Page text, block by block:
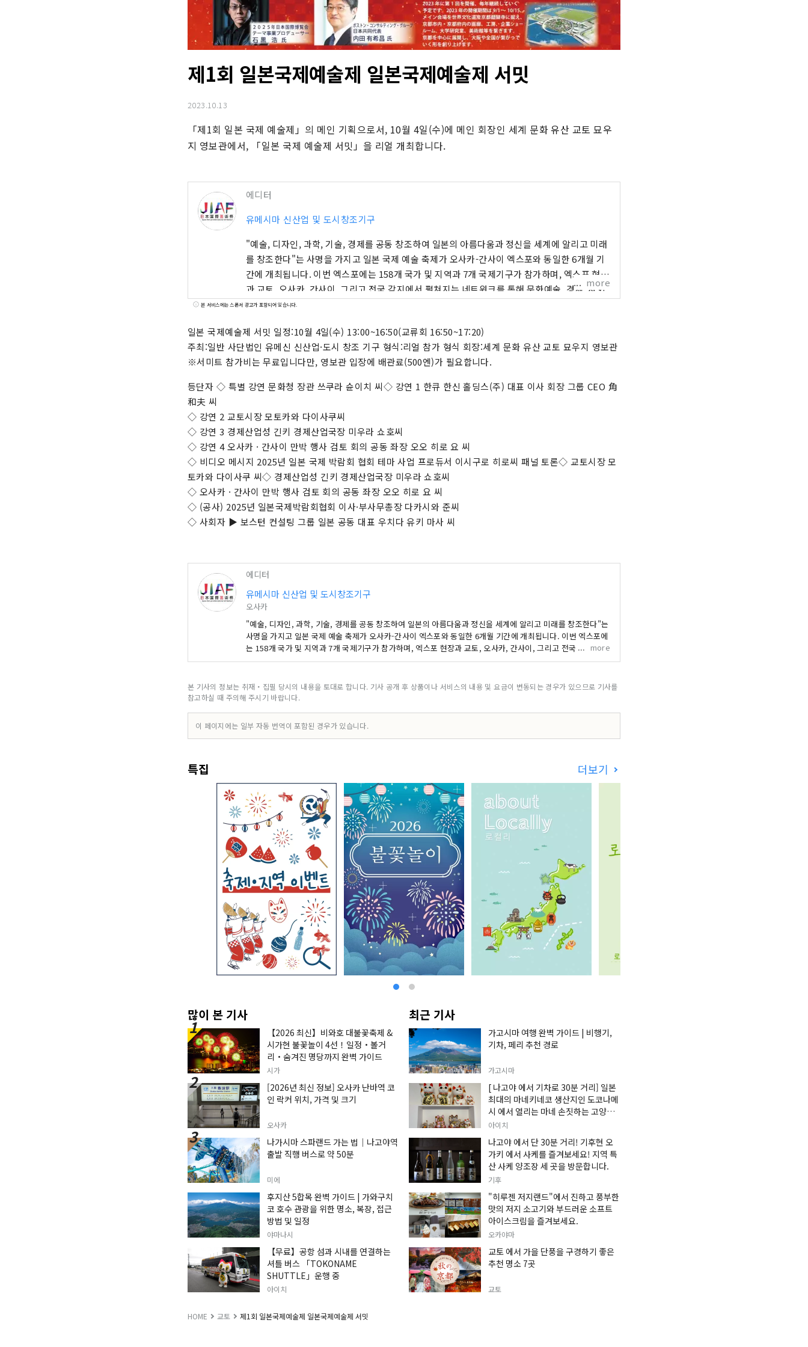
제1회 일본국제예술제 일본국제예술제 서밋
2023.10.13
「제1회 일본 국제 예술제」의 메인 기획으로서, 10월 4일(수)에 메인 회장인 세계 문화 유산 교토 묘우
지 영보관에서, 「일본 국제 예술제 서밋」을 리얼 개최합니다.
에디터
유메시마 신산업 및 도시창조기구
"예술, 디자인, 과학, 기술, 경제를 공동 창조하여 일본의 아름다움과 정신을 세계에 알리고 미래
를 창조한다"는 사명을 가지고 일본 국제 예술 축제가 오사카-간사이 엑스포와 동일한 6개월 기
간에 개최됩니다. 이번 엑스포에는 158개 국가 및 지역과 7개 국제기구가 참가하며, 엑스포 현장
과 교토, 오사카, 간사이, 그리고 전국 각지에서 펼쳐지는 네트워크를 통해 문화예술, 경제, 사회
의 선순환과 삶이 빛나는 웰빙 미래를 만들어가는 데 기여할 것입니다. 이번 엑스포를 통해 전 세
대합니다. ************************************** 유메시마 신산업 및 도시창조기구(주) /
사무국: 건강한 도시디자인연구소(주) https://yumeshimakikou.org/ 마이니치 신문사 빌
딩, 오사카시 기타구 우메다 3-4-5, 우편번호 530-0001 이메일:
***************************************
more
본 서비스에는 스폰서 광고가 포함되어 있습니다.
일본 국제예술제 서밋 일정:10월 4일(수) 13:00~16:50(교류회 16:50~17:20)
주최:일반 사단법인 유메신 신산업·도시 창조 기구 형식:리얼 참가 형식 회장:세계 문화 유산 교토 묘우지 영보관
※서미트 참가비는 무료입니다만, 영보관 입장에 배관료(500엔)가 필요합니다.
등단자 ◇ 특별 강연 문화청 장관 쓰쿠라 슌이치 씨◇ 강연 1 한큐 한신 홀딩스(주) 대표 이사 회장 그룹 CEO 角
和夫 씨
◇ 강연 2 교토시장 모토카와 다이사쿠씨
◇ 강연 3 경제산업성 긴키 경제산업국장 미우라 쇼호씨
◇ 강연 4 오사카 · 간사이 만박 행사 검토 회의 공동 좌장 오오 히로 요 씨
◇ 비디오 메시지 2025년 일본 국제 박람회 협회 테마 사업 프로듀서 이시구로 히로씨 패널 토론◇ 교토시장 모
토카와 다이사쿠 씨◇ 경제산업성 긴키 경제산업국장 미우라 쇼호씨
◇ 오사카 · 간사이 만박 행사 검토 회의 공동 좌장 오오 히로 요 씨
◇ (공사) 2025년 일본국제박람회협회 이사·부사무총장 다카시와 준씨
◇ 사회자 ▶ 보스턴 컨설팅 그룹 일본 공동 대표 우치다 유키 마사 씨
에디터
유메시마 신산업 및 도시창조기구
오사카
"예술, 디자인, 과학, 기술, 경제를 공동 창조하여 일본의 아름다움과 정신을 세계에 알리고 미래를 창조한다"는
사명을 가지고 일본 국제 예술 축제가 오사카-간사이 엑스포와 동일한 6개월 기간에 개최됩니다. 이번 엑스포에
는 158개 국가 및 지역과 7개 국제기구가 참가하며, 엑스포 현장과 교토, 오사카, 간사이, 그리고 전국 각지에서
펼쳐지는 네트워크를 통해 문화예술, 경제, 사회의 선순환과 삶이 빛나는 웰빙 미래를 만들어가는 데 기여할 것
혀갈 수 있기를 기대합니다. ************************************** 유메시마 신산업 및 도시창조기구(주)
/ 사무국: 건강한 도시디자인연구소(주) https://yumeshimakikou.org/ 마이니치 신문사 빌딩, 오사카시 기
***************************************
more
본 기사의 정보는 취재・집필 당시의 내용을 토대로 합니다. 기사 공개 후 상품이나 서비스의 내용 및 요금이 변동되는 경우가 있으므로 기사를
참고하실 때 주의해 주시기 바랍니다.
이 페이지에는 일부 자동 번역이 포함된 경우가 있습니다.
특집 더보기
많이 본 기사
【2026 최신】비와호 대불꽃축제 &
시가현 불꽃놀이 4선！일정・볼거
리・숨겨진 명당까지 완벽 가이드
시가
[2026년 최신 정보] 오사카 난바역 코
인 락커 위치, 가격 및 크기
오사카
나가시마 스파랜드 가는 법｜나고야역
출발 직행 버스로 약 50분
미에
후지산 5합목 완벽 가이드 | 가와구치
코 호수 관광을 위한 명소, 복장, 접근
방법 및 일정
야마나시
【무료】공항 섬과 시내를 연결하는
셔틀 버스 「TOKONAME
SHUTTLE」운행 중
아이치
최근 기사
가고시마 여행 완벽 가이드 | 비행기,
기차, 페리 추천 경로
가고시마
[ 나고야 에서 기차로 30분 거리] 일본
최대의 마네키네코 생산지인 도코나메
시 에서 열리는 마네 손짓하는 고양이(
손짓하는 고양이 ) 전시회에 대한 정보
입니다.
아이치
나고야 에서 단 30분 거리! 기후현 오
가키 에서 사케를 즐겨보세요! 지역 특
산 사케 양조장 세 곳을 방문합니다.
기후
"히루젠 저지랜드"에서 진하고 풍부한
맛의 저지 소고기와 부드러운 소프트
아이스크림을 즐겨보세요.
오카야마
교토 에서 가을 단풍을 구경하기 좋은
추천 명소 7곳
교토
HOME 교토 제1회 일본국제예술제 일본국제예술제 서밋